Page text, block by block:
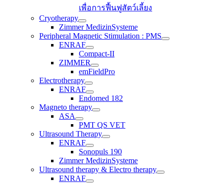
เพื่อการฟื้นฟูสัตว์เลี้ยง
Cryotherapy
Zimmer MedizinSysteme
Peripheral Magnetic Stimulation : PMS
ENRAF
Compact-II
ZIMMER
emFieldPro
Electrotherapy
ENRAF
Endomed 182
Magneto therapy
ASA
PMT QS VET
Ultrasound Therapy
ENRAF
Sonopuls 190
Zimmer MedizinSysteme
Ultrasound therapy & Electro therapy
ENRAF